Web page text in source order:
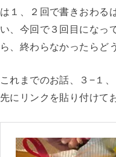
は１、２回で書きおわる
い、今回で３回目になっ
ら、終わらなかったらど
これまでのお話、３−１
先にリンクを貼り付けて